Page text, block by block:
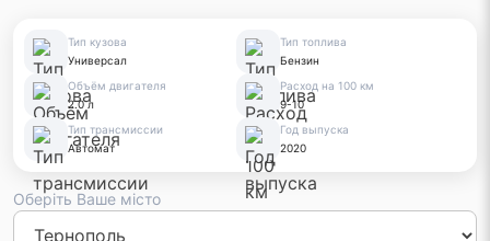
Тип кузова
Универсал
Тип топлива
Бензин
Объём двигателя
2.0 л
Расход на 100 км
9-10
Тип трансмиссии
Автомат
Год выпуска
2020
Оберіть Ваше місто
КиевЛьвовОдесса Винница
Франковск Тернополь